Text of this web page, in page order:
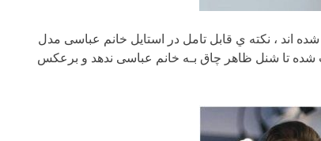
اند ، نکته ي قابل تامل در استایل خانم عباسی مدل
شده تا شنل ظاهر چاق بـه خانم عباسی ندهد و برعکس